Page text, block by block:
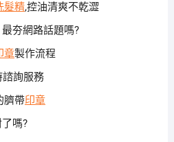
髮精,控油清爽不乾澀
夯網路話題嗎?
章製作流程
諮詢服務
臍帶印章
嗎?